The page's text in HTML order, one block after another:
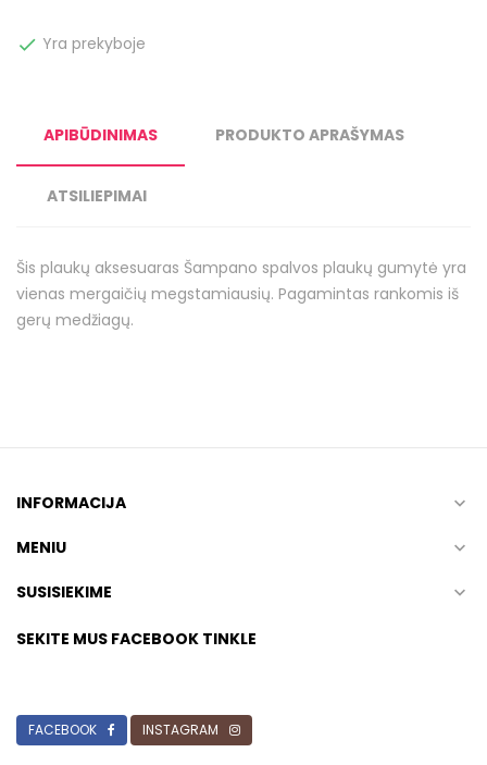
 Yra prekyboje
APIBŪDINIMAS PRODUKTO APRAŠYMAS
ATSILIEPIMAI
Šis plaukų aksesuaras Šampano spalvos plaukų gumytė yra
vienas mergaičių megstamiausių. Pagamintas rankomis iš
gerų medžiagų.
INFORMACIJA

MENIU

SUSISIEKIME

SEKITE MUS FACEBOOK TINKLE
FACEBOOK INSTAGRAM